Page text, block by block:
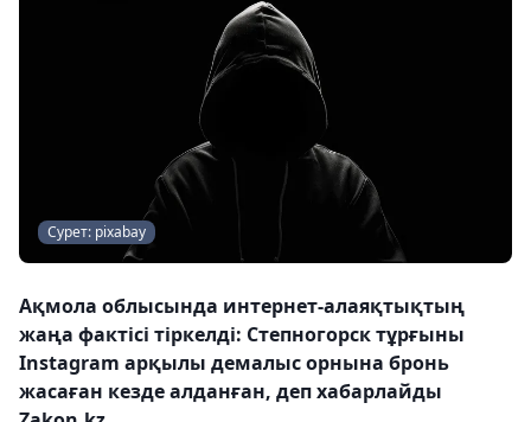
Сурет: pixabay
Ақмола облысында интернет-алаяқтықтың
жаңа фактісі тіркелді: Степногорск тұрғыны
Instagram арқылы демалыс орнына бронь
жасаған кезде алданған, деп хабарлайды